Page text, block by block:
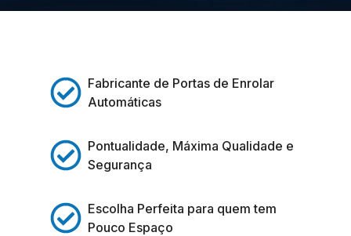
Fabricante de Portas de Enrolar
Automáticas
Pontualidade, Máxima Qualidade e
Segurança
Escolha Perfeita para quem tem
Pouco Espaço